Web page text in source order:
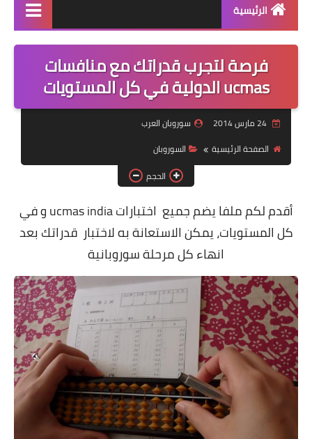
الرئيسية
منتجاتنا
دورة سوروبان اونلاين
كراسات البرنامج pdf
كتاب الشامل في السوروبان
فرصة لتجرب قدراتك مع منافسات
ucmas الدولية في كل المستويات
24 مارس 2014
سوروبان العرب
الصفحة الرئيسية
السوروبان
الحجم
أقدم لكم ملفا يضم جميع اختبارات ucmas india و في
كل المستويات، يمكن الاستعانة به لاختبار قدراتك بعد
انهاء كل مرحلة سوروبانية